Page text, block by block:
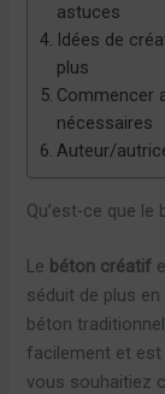
astuces
Idées de
plus
Commencer
nécessaires
Auteur/
Qu’est-ce que
Le béton créatif
séduit de plus en
béton
facilement et est
vous souhaitiez